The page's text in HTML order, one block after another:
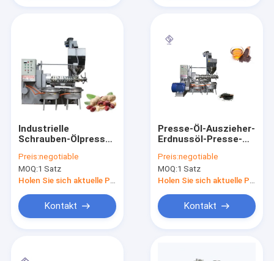
Industrielle
Schrauben-Ölpresse-
kaltgepresster Öl-
Auszieher mit 220 -
450kg/H
Preis:negotiable
MOQ:1 Satz
Kontakt
Presse-Öl-Auszieher-
Erdnussöl-Presse-
Spannungs-380v
kalte - Kapazität
160kg/H
Preis:negotiable
MOQ:1 Satz
Kontakt